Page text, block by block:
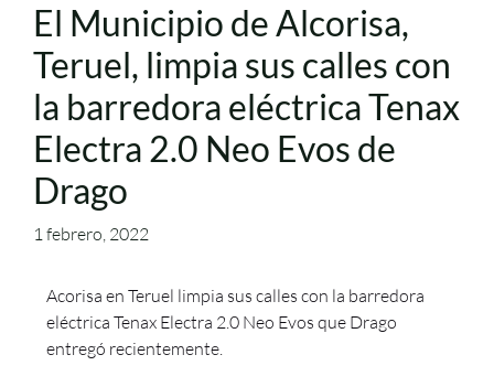
El Municipio de Alcorisa,
Teruel, limpia sus calles con
la barredora eléctrica Tenax
Electra 2.0 Neo Evos de
Drago
1 febrero, 2022
Acorisa en Teruel limpia sus calles con la barredora
eléctrica Tenax Electra 2.0 Neo Evos que Drago
entregó recientemente.